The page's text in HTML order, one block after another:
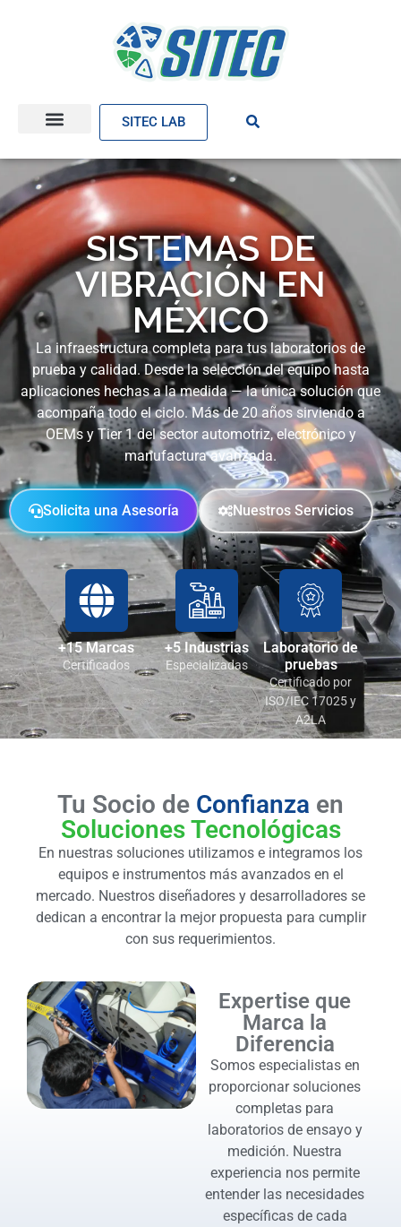
SITEC LAB
SISTEMAS DE
VIBRACIÓN EN
MÉXICO
La infraestructura completa para tus laboratorios de
prueba y calidad. Desde la selección del equipo hasta
aplicaciones hechas a la medida — la única solución que
acompaña todo el ciclo. Más de 20 años sirviendo a
OEMs y Tier 1 del sector automotriz, electrónico y
manufactura avanzada.
Solicita una Asesoría Nuestros Servicios
+15 Marcas
Certificados
+5 Industrias
Especializadas
Laboratorio de
pruebas
Certificado por
ISO/IEC 17025 y
A2LA
Tu Socio de Confianza en
Soluciones Tecnológicas
En nuestras soluciones utilizamos e integramos los
equipos e instrumentos más avanzados en el
mercado. Nuestros diseñadores y desarrolladores se
dedican a encontrar la mejor propuesta para cumplir
con sus requerimientos.
Expertise que
Marca la
Diferencia
Somos especialistas en
proporcionar soluciones
completas para
laboratorios de ensayo y
medición. Nuestra
experiencia nos permite
entender las necesidades
específicas de cada